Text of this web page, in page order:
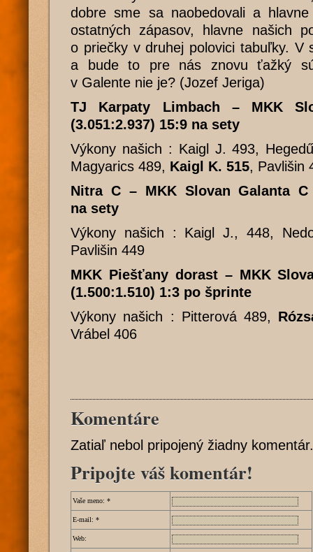
dobre sme sa naobedovali a
ostatných zápasov, hlavne našich
o priečky v druhej polovici tabuľky. V
a bude to pre nás znovu ťažký
v Galente nie je? (Jozef Jeriga)
TJ Karpaty Limbach – MKK
(3.051:2.937) 15:9 na sety
Výkony našich : Kaigl J. 493,
Magyarics 489, Kaigl K. 515, Pavlišin
Nitra C – MKK Slovan Galanta C
na sety
Výkony našich : Kaigl J., 448,
Pavlišin 449
MKK Piešťany dorast – MKK
(1.500:1.510) 1:3 po šprinte
Výkony našich : Pitterová 489,
Vrábel 406
Komentáre
Zatiaľ nebol pripojený žiadny
Pripojte váš komentár!
Vaše meno: *
E-mail: *
Web: